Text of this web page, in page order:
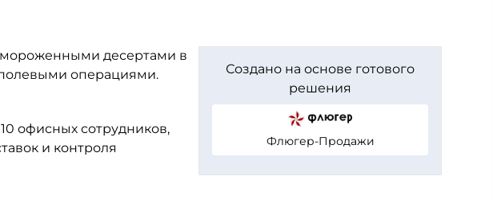
десертами в
операциями.
офисных сотрудников,
и контроля
Создано на основе готового
решения
Флюгер-Продажи